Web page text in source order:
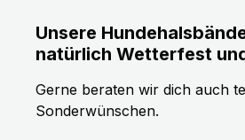
Unsere
natürlich Wetterfest
Gerne beraten wir dich auch
Sonderwünschen.